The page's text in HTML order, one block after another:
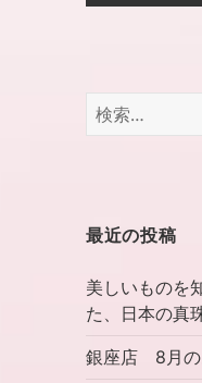
検
最近の投稿
美しいものを
た、日本の真
銀座店 8月の